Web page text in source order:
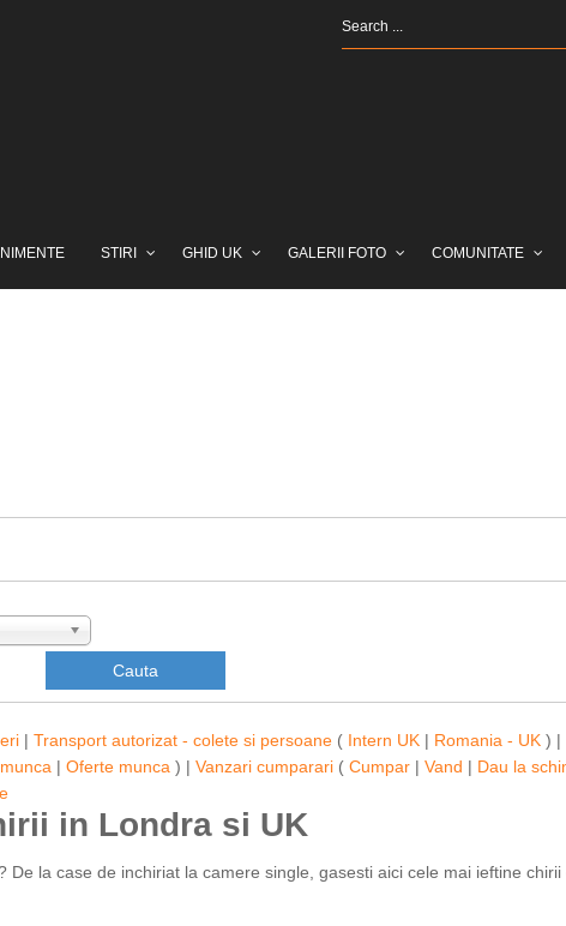
STIRI GHID UK GALERII FOTO COMUNITATE
| Transport autorizat - colete si persoane ( Intern UK | Romania - UK ) |
| Oferte munca ) | Vanzari cumparari ( Cumpar | Vand | Dau la
in Londra si UK
la case de inchiriat la camere single, gasesti aici cele mai ieftine chirii